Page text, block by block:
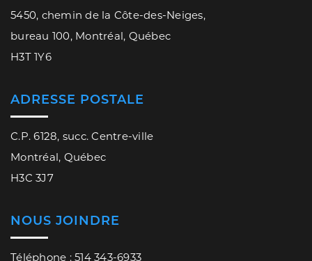
5450, chemin de la Côte-des-Neiges,
bureau 100, Montréal, Québec
H3T 1Y6
ADRESSE POSTALE
C.P. 6128, succ. Centre-ville
Montréal, Québec
H3C 3J7
NOUS JOINDRE
Téléphone : 514 343-6933